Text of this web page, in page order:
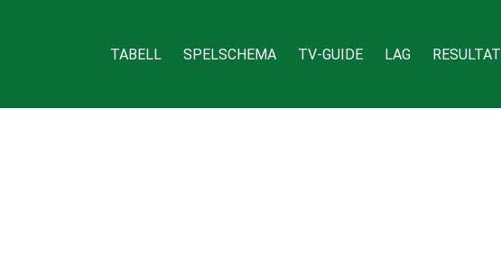
TABELL SPELSCHEMA TV-GUIDE LAG RESULTAT